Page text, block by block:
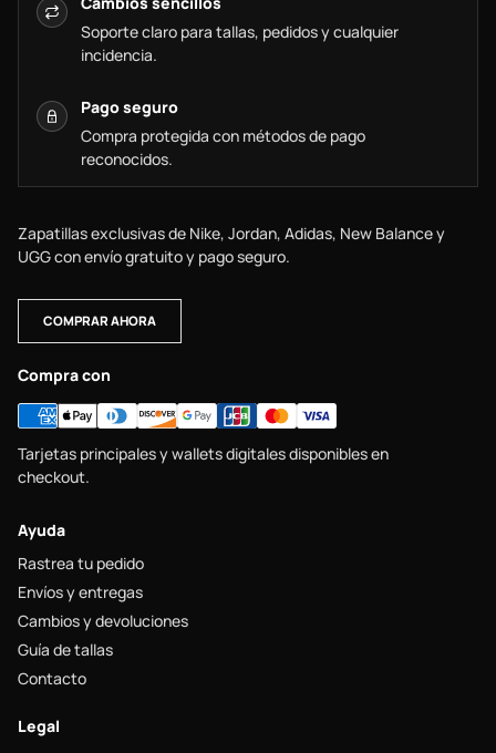
Soporte claro para tallas, pedidos y cualquier
incidencia.
Pago seguro
Compra protegida con métodos de pago
reconocidos.
Zapatillas exclusivas de Nike, Jordan, Adidas, New Balance y
UGG con envío gratuito y pago seguro.
COMPRAR AHORA
Compra con
Tarjetas principales y wallets digitales disponibles en
checkout.
Ayuda
Rastrea tu pedido
Envíos y entregas
Cambios y devoluciones
Guía de tallas
Contacto
Legal